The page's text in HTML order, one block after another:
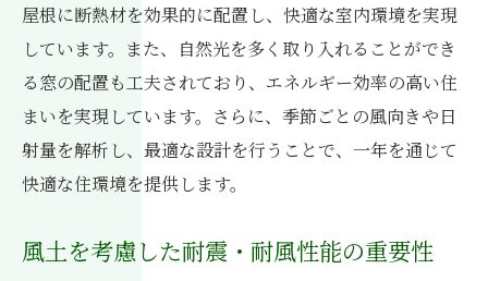
屋根に断熱材を効果的に配置し、快適な室内環境を実現
しています。また、自然光を多く取り入れることができ
る窓の配置も工夫されており、エネルギー効率の高い住
まいを実現しています。さらに、季節ごとの風向きや日
射量を解析し、最適な設計を行うことで、一年を通じて
快適な住環境を提供します。
風土を考慮した耐震・耐風性能の重要性